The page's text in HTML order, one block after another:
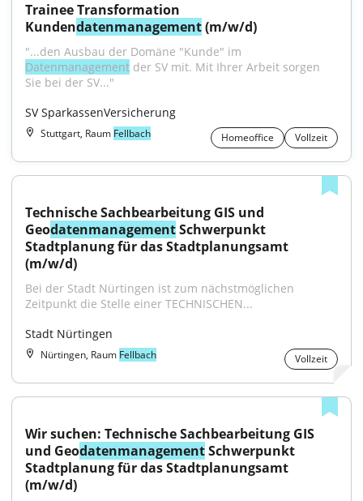
Trainee Transformation
Kundendatenmanagement (m/w/d)
Datenmanagement der SV mit. Mit Ihrer Arbeit sorgen
Sie bei der SV..."
SV SparkassenVersicherung
Stuttgart, Raum Fellbach Homeoffice Vollzeit
Technische Sachbearbeitung GIS und
Geodatenmanagement Schwerpunkt
Stadtplanung für das Stadtplanungsamt
(m/w/d)
Bei der Stadt Nürtingen ist zum nächstmöglichen
Zeitpunkt die Stelle einer TECHNISCHEN...
Stadt Nürtingen
Nürtingen, Raum Fellbach Vollzeit
Wir suchen: Technische Sachbearbeitung GIS
und Geodatenmanagement Schwerpunkt
Stadtplanung für das Stadtplanungsamt
(m/w/d)